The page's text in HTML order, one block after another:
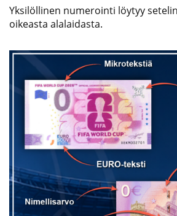
Yksilöllinen numerointi löytyy
oikeasta alalaidasta.